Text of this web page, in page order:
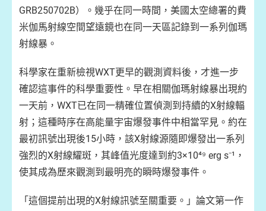
GRB250702B）。幾乎在同一時間，美國太空總署的費
米伽馬射線空間望遠鏡也在同一天區記錄到一系列伽瑪
射線暴。
科學家在重新檢視WXT更早的觀測資料後，才進一步
確認這事件的科學重要性。早在相關伽瑪射線暴出現約
一天前，WXT已在同一精確位置偵測到持續的X射線輻
射；這種時序在高能量宇宙爆發事件中相當罕見。約在
最初訊號出現後15小時，該X射線源隨即爆發出一系列
強烈的X射線耀斑，其峰值光度達到約3×10⁴⁹ erg s⁻¹，
使其成為歷來觀測到最明亮的瞬時爆發事件。
「這個提前出現的X射線訊號至關重要。」論文第一作